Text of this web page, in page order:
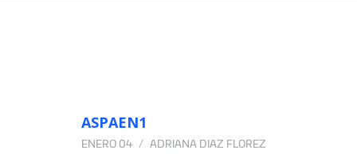
ASPAEN1
ENERO 04 ADRIANA DIAZ FLOREZ